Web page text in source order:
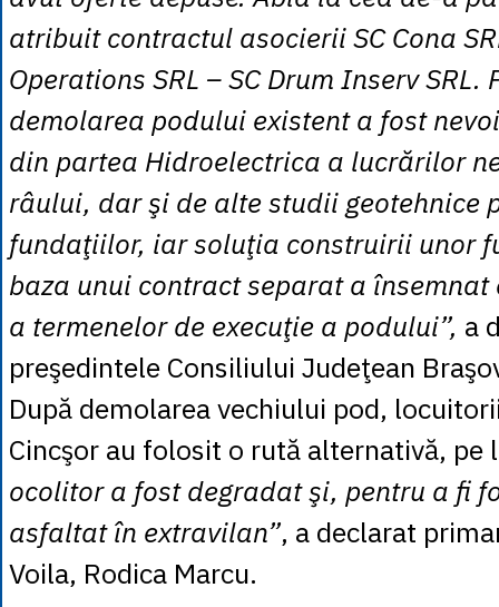
atribuit contractul asocierii SC Cona
Operations SRL – SC Drum Inserv SRL.
demolarea podului existent a fost
din partea Hidroelectrica a lucrărilor
râului, dar şi de alte studii geotehnice
fundaţiilor, iar soluţia construirii unor
baza unui contract separat a
a termenelor de execuţie a podului”, a
preşedintele Consiliului Judeţean
După demolarea vechiului pod,
Cincşor au folosit o rută alternativă, pe
ocolitor a fost degradat şi, pentru a fi
asfaltat în extravilan”, a declarat
Voila, Rodica Marcu.